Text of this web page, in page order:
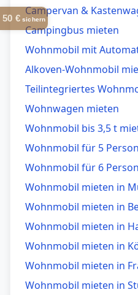
Campervan &
Campingbus mieten
Wohnmobil mit
Alkoven-Wohnmobil
Teilintegriertes
Wohnwagen mieten
Wohnmobil bis 3,5 t
Wohnmobil für 5
Wohnmobil für 6
Wohnmobil mieten in
Wohnmobil mieten in
Wohnmobil mieten in
Wohnmobil mieten in
Wohnmobil mieten in
Wohnmobil mieten in
50 €sichern